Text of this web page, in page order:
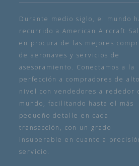
Durante medio siglo, el mundo
recurrido a American Aircraft
en procura de las mejores
de aeronaves y servicios de
asesoramiento. Conectamos a la
perfección a compradores de alto
nivel con vendedores alrededor
mundo, facilitando hasta el más
pequeño detalle en cada
transacción, con un grado
insuperable en cuanto a
servicio.